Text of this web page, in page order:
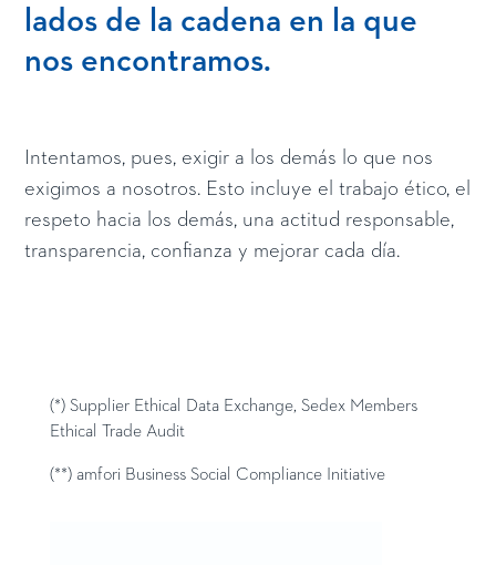
lados de la cadena en la que
nos encontramos.
Intentamos, pues, exigir a los demás lo que nos
exigimos a nosotros. Esto incluye el trabajo ético, el
respeto hacia los demás, una actitud responsable,
transparencia, confianza y mejorar cada día.
(*) Supplier Ethical Data Exchange, Sedex Members
Ethical Trade Audit
(**) amfori Business Social Compliance Initiative